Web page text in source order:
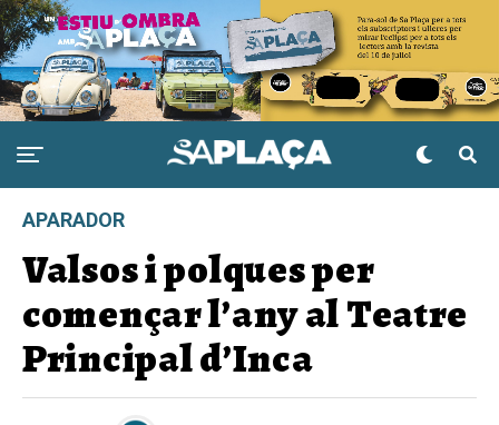
APARADOR
Valsos i polques per
començar l’any al Teatre
Principal d’Inca